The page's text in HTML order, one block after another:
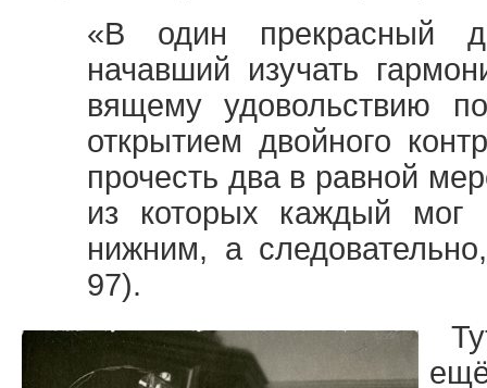
«В один прекрасный
начавший изучать
вящему удовольствию
открытием двойного
прочесть два в равной
из которых каждый
нижним, а
97).